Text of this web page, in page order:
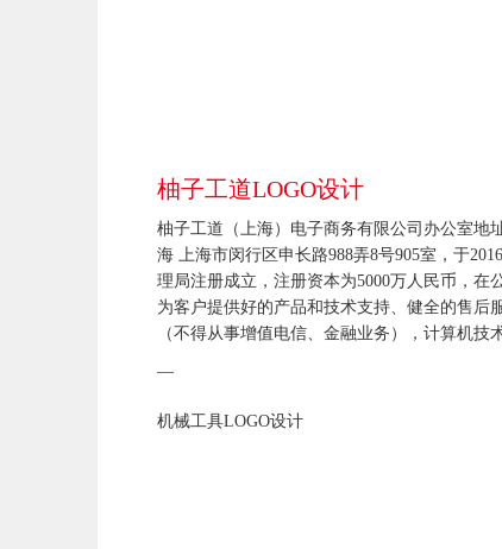
柚子工道LOGO设计
柚子工道（上海）电子商务有限公司办公室地
海 上海市闵行区申长路988弄8号905室，于
理局注册成立，注册资本为5000万人民币，在
为客户提供好的产品和技术支持、健全的售后
（不得从事增值电信、金融业务），计算机技
—
机械工具LOGO设计